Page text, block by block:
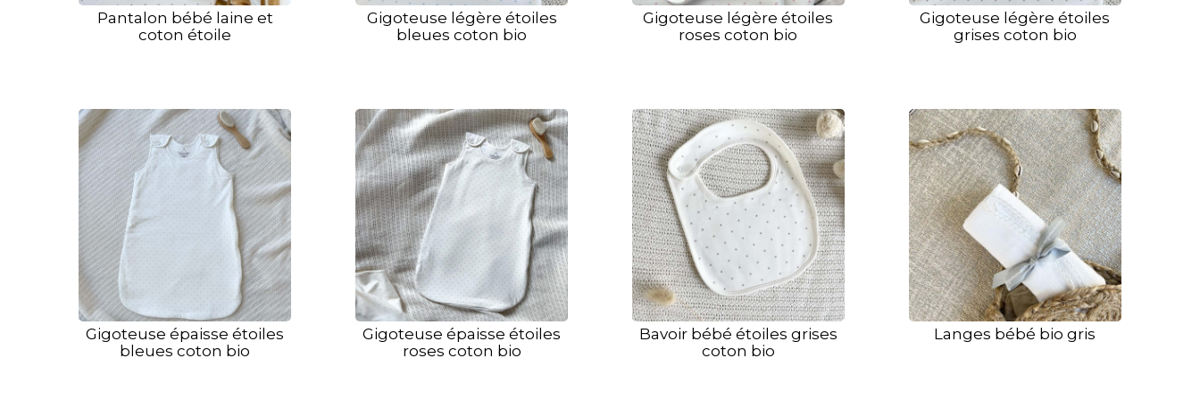
Pantalon bébé laine et
coton étoile
Gigoteuse légère étoiles
bleues coton bio
Gigoteuse légère étoiles
roses coton bio
Gigoteuse légère étoiles
grises coton bio
Gigoteuse épaisse étoiles
bleues coton bio
Gigoteuse épaisse étoiles
roses coton bio
Bavoir bébé étoiles grises
coton bio
Langes bébé bio gris